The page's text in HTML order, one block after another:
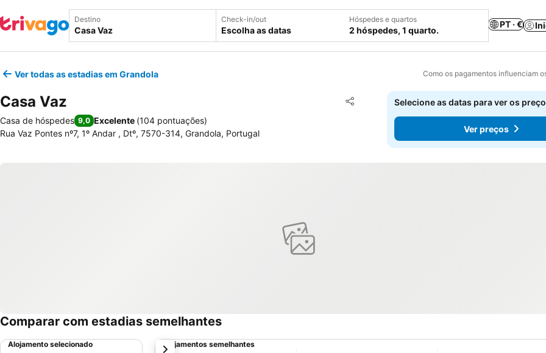
Destino Check-in/out
Escolha as datas
Hóspedes e quartos
2 hóspedes, 1 quarto.
PT · €
Ver todas as estadias em Grandola Como os pagamentos influenciam
Casa Vaz Partilhar
Adicionar aos favoritos
Casa de hóspedes 9,0 Excelente (104 pontuações)
Rua Vaz Pontes nº7, 1º Andar , Dtº, 7570-314, Grandola, Portugal
Selecione as datas para ver os
Ver preços
Comparar com estadias semelhantes
Alojamento selecionado Alojamentos semelhantes
próximo